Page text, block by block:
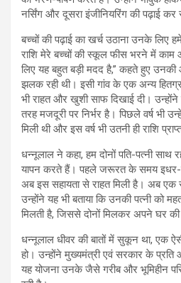
नर्सिंग और दूसरा इंजीनियरिंग की पढ़ाई कर
बच्चों की पढ़ाई का खर्च उठाना उनके लिए
राशि मेरे बच्चों की स्कूल फीस भरने में काम
लिए यह बहुत बड़ी मदद है,” कहते हुए
झलक रही थी। इसी गांव के एक अन्य
भी राहत और खुशी साफ दिखाई दी। उन्होंने
तरह मजदूरी पर निर्भर है। पिछले वर्ष भी
मिली थी और इस वर्ष भी उतनी ही राशि
धन्नूलाल ने कहा, हम दोनों पति-पत्नी
यापन करते हैं। पहले जरूरत के समय इधर-
अब इस सहायता से राहत मिली है। अब एक
उन्होंने यह भी बताया कि उनकी पत्नी को
मिलती है, जिससे दोनों मिलकर अपने घर
धन्नूलाल धीवर की बातों में सुकून था, एक
हो। उन्होंने मुख्यमंत्री एवं सरकार के
यह योजना उनके जैसे गरीब और भूमिहीन